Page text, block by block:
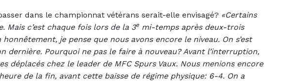
dans le championnat vétérans serait-elle envisagé? «Certains
Mais c’est chaque fois lors de la 3emi-temps après deux-trois
honnêtement, je pense que nous avons encore le niveau. On s’est
dernière. Pourquoi ne pas le faire à nouveau? Avant l’interruption,
déplacés chez le leader de MFC Spurs Vaux. Nous menions encore
de la fin, avant cette baisse de régime physique: 6-4. On a